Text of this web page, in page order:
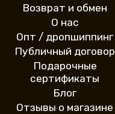
Возврат и обмен
О нас
Опт / дропшиппинг
Публичный договор
Подарочные
сертификаты
Блог
Отзывы о магазине